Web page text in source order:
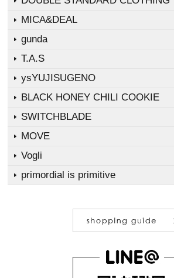
MICA&DEAL
gunda
T.A.S
ysYUJISUGENO
BLACK HONEY CHILI COOKIE
SWITCHBLADE
MOVE
Vogli
primordial is primitive